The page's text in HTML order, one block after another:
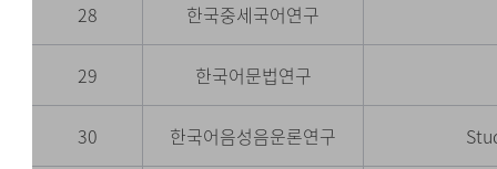
28 한국중세국어연구
29 한국어문법연구
30 한국어음성음운론연구